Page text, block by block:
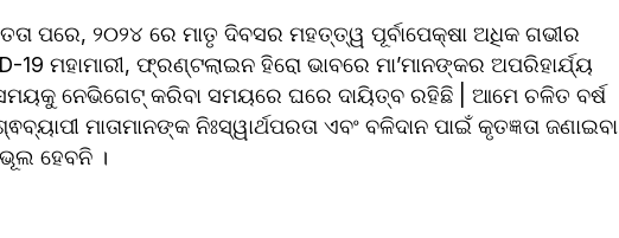
ପରେ, ୨୦୨୪ ରେ ମାତୃ ଦିବସର ମହତ୍ତ୍ୱ ପୂର୍ବାପେକ୍ଷା ଅଧିକ ଗଭୀର
19 ମହାମାରୀ, ଫ୍ରଣ୍ଟଲାଇନ ହିରୋ ଭାବରେ ମା’ମାନଙ୍କର ଅପରିହାର୍ଯ୍ୟ
ନେଭିଗେଟ୍ କରିବା ସମୟରେ ଘରେ ଦାୟିତ୍ବ ରହିଛି | ଆମେ ଚଳିତ ବର୍ଷ
ମାତାମାନଙ୍କ ନିଃସ୍ୱାର୍ଥପରତା ଏବଂ ବଳିଦାନ ପାଇଁ କୃତଜ୍ଞତା ଜଣାଇବା
ହେବନି ।